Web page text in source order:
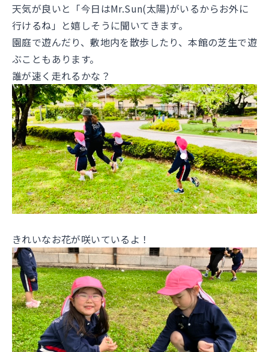
天気が良いと「今日はMr.Sun(太陽)がいるからお外に
行けるね」と嬉しそうに聞いてきます。
園庭で遊んだり、敷地内を散歩したり、本館の芝生で遊
ぶこともあります。
誰が速く走れるかな？
きれいなお花が咲いているよ！